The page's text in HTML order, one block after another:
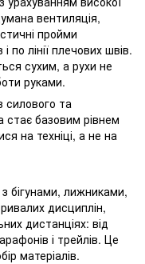
вентиляція,
пройми
по лінії плечових швів.
сухим, а рухи не
руками.
силового та
стає базовим рівнем
на техніці, а не на
бігунами, лижниками,
дисциплін,
дистанціях: від
і трейлів. Це
матеріалів.